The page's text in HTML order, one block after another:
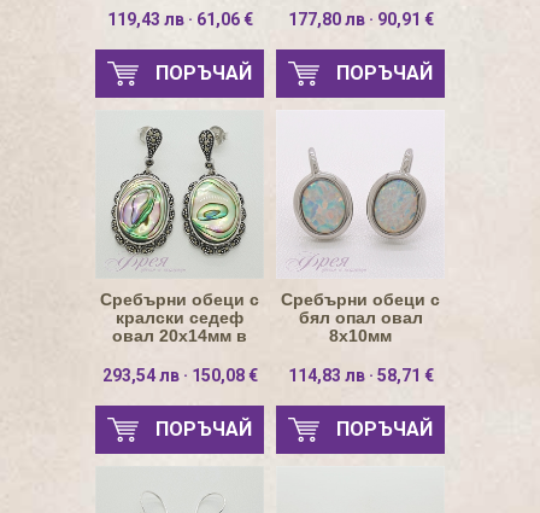
119,43 лв · 61,06 €
ПОРЪЧАЙ
шпинел
177,80 лв · 90,91 €
ПОРЪЧАЙ
Сребърни обеци с
кралски седеф
овал 20х14мм в
марказит
293,54 лв · 150,08 €
ПОРЪЧАЙ
Сребърни обеци с
бял опал овал
8х10мм
114,83 лв · 58,71 €
ПОРЪЧАЙ